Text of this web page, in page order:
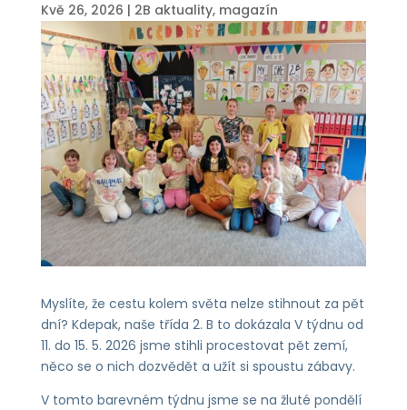
Kvě 26, 2026 | 2B aktuality, magazín
Myslíte, že cestu kolem světa nelze stihnout za pět
dní? Kdepak, naše třída 2. B to dokázala V týdnu od
11. do 15. 5. 2026 jsme stihli procestovat pět zemí,
něco se o nich dozvědět a užít si spoustu zábavy.
V tomto barevném týdnu jsme se na žluté pondělí